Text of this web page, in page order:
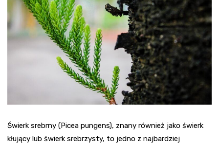
Świerk srebrny (Picea pungens), znany również jako świerk
kłujący lub świerk srebrzysty, to jedno z najbardziej